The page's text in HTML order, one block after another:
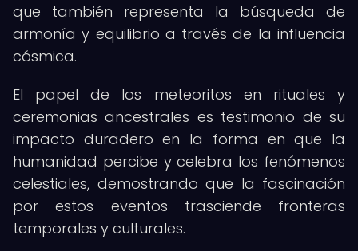
que también representa la búsqueda de
armonía y equilibrio a través de la influencia
cósmica.
El papel de los meteoritos en rituales y
ceremonias ancestrales es testimonio de su
impacto duradero en la forma en que la
humanidad percibe y celebra los fenómenos
celestiales, demostrando que la fascinación
por estos eventos trasciende fronteras
temporales y culturales.